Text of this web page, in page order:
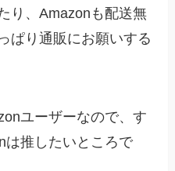
り、Amazonも配送無
ぱり通販にお願いする
ユーザーなので、す
は推したいところで